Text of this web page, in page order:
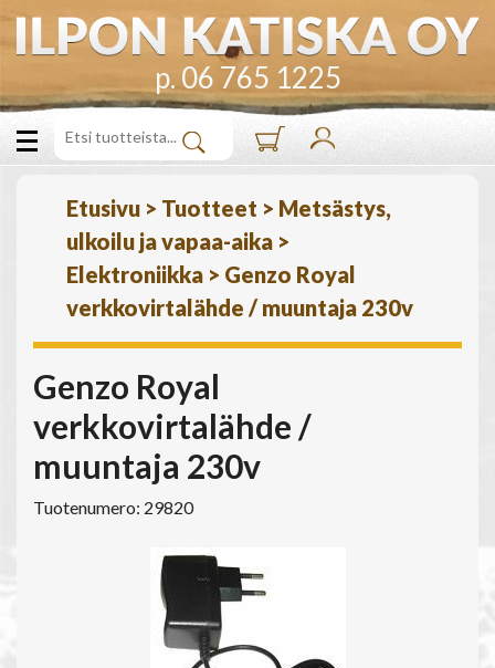
p. 06 765 1225
Etusivu > Tuotteet > Metsästys,
ulkoilu ja vapaa-aika >
Elektroniikka > Genzo Royal
verkkovirtalähde / muuntaja 230v
Genzo Royal
verkkovirtalähde /
muuntaja 230v
Tuotenumero: 29820